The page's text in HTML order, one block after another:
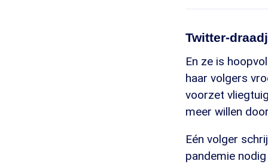
Twitter-
En ze is
haar volgers
voorzet
meer willen
Eén volger
pandemie